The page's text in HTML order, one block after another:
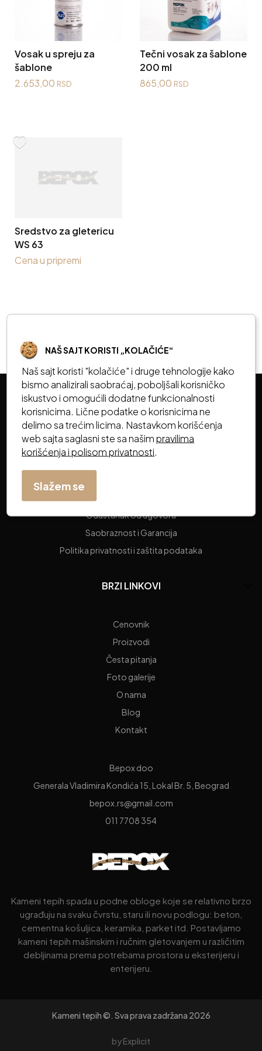
Vosak u spreju za
šablone
2.653,00 RSD
Tečni vosak za šablone
200 ml
865,00 RSD
Sredstvo za gletericu
WS 63
Cena u pripremi
1
KORISNIČKI SERVIS
Odustanak od ugovora
Saobraznost i Garancija
Politika privatnosti i zaštita podataka
BRZI LINKOVI
Cenovnik
Proizvodi
Česta pitanja
Foto galerije
O nama
Blog
Kontakt
Bepox doo
Generala Vladimira Kondića 15, Lokal Br. 5, Beograd
bepox.rs@gmail.com
011 7708 354
Kameni tepih spada u podne obloge koje se relativno brzo
ugrađuju na svaku čvrstu, staru ili novu podlogu: beton,
cementna košuljica, keramika, parket itd. Postavljamo
kameni tepih mašinskim i ručnim gletovanjem u različitim
debljinama prema potrebama prostora u eksterijeru i
enterijeru.
Kameni tepih ©. Sva prava zadržana 2026
by Explicit
NAŠ SAJT KORISTI „KOLAČIĆE“
Naš sajt koristi "kolačiće" i druge tehnologije kako
bismo analizirali saobraćaj, poboljšali korisničko
iskustvo i omogućili dodatne funkcionalnosti
korisnicima. Lične podatke o korisnicima ne
delimo sa trećim licima. Nastavkom korišćenja
web sajta saglasni ste sa našimpravilima
korišćenja i polisom privatnosti.
Slažem se